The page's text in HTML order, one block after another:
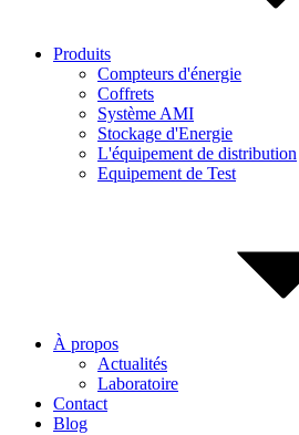
Produits
Compteurs d'énergie
Coffrets
Système AMI
Stockage d'Energie
L'équipement de distribution
Equipement de Test
À propos
Actualités
Laboratoire
Contact
Blog